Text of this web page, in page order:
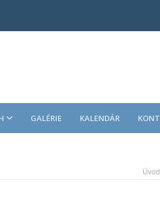
GALÉRIE KALENDÁR
Úvod